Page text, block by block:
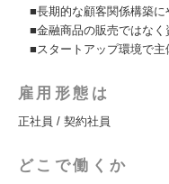
■長期的な顧客関係構築に
■金融商品の販売ではなく
■スタートアップ環境で主
雇用形態は
正社員 / 契約社員
どこで働くか